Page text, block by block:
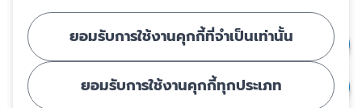
ข้อตกลงและเงื่อนไขการใช้งานเว็บไซต์ | นโยบายคุ้มครองข้อมูลส่วนบุคคล |
นโยบายการใช้คุกกี้
© Copyright 2024 - สถาบันคุ้มครองเงินฝาก : Deposit Protection
Agency - All Rights Reserved
ยอมรับการใช้งานคุกกี้ที่จำเป็นเท่านั้น
ยอมรับการใช้งานคุกกี้ทุกประเภท